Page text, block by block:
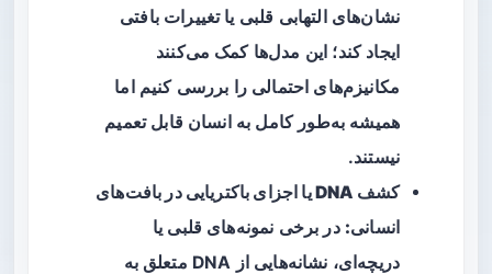
نشان‌های التهابی قلبی یا تغییرات بافتی
ایجاد کند؛ این مدل‌ها کمک می‌کنند
مکانیزم‌های احتمالی را بررسی کنیم اما
همیشه به‌طور کامل به انسان قابل تعمیم
نیستند.
کشف DNA یا اجزای باکتریایی در بافت‌های
انسانی: در برخی نمونه‌های قلبی یا
دریچه‌ای، نشانه‌هایی از DNA متعلق به